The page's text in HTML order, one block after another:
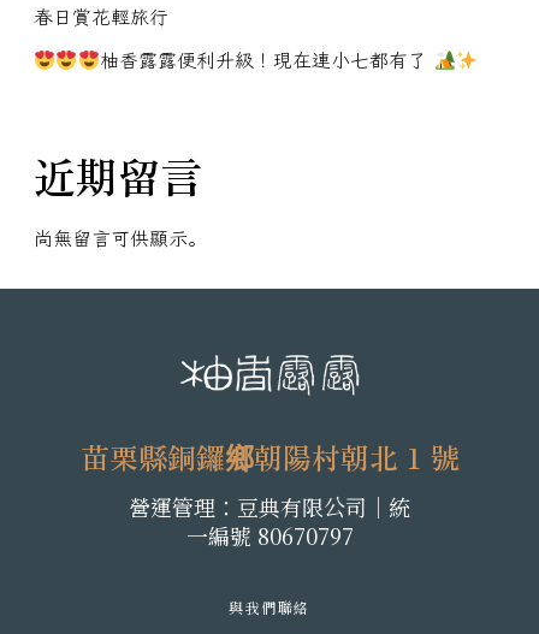
春日賞花輕旅行
柚香露露便利升級！現在連小七都有了
近期留言
尚無留言可供顯示。
苗栗縣銅鑼鄉朝陽村朝北 1 號
營運管理：豆典有限公司│統
一編號 80670797
與我們聯絡